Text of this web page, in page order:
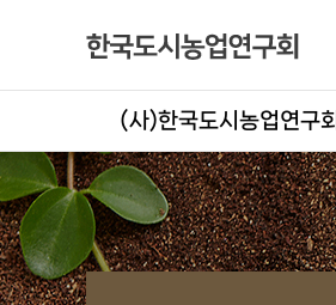
(사)한국도시농업연구회